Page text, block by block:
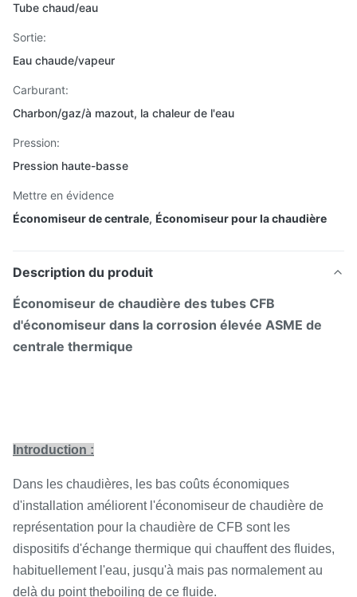
Tube chaud/eau
Sortie:
Eau chaude/vapeur
Carburant:
Charbon/gaz/à mazout, la chaleur de l'eau
Pression:
Pression haute-basse
Mettre en évidence
Économiseur de centrale, Économiseur pour la chaudière
Description du produit
Économiseur de chaudière des tubes CFB
d'économiseur dans la corrosion élevée ASME de
centrale thermique
Introduction :
Dans les chaudières, les bas coûts économiques
d'installation améliorent l'économiseur de chaudière de
représentation pour la chaudière de CFB sont les
dispositifs d'échange thermique qui chauffent des fluides,
habituellement l'eau, jusqu'à mais pas normalement au
delà du point theboiling de ce fluide.